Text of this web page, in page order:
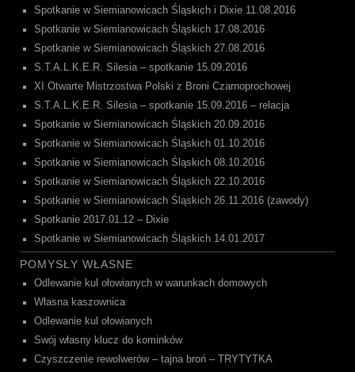
Spotkanie w Siemianowicach Śląskich i Dixie 11.08.2016
Spotkanie w Siemianowicach Śląskich 17.08.2016
Spotkanie w Siemianowicach Śląskich 27.08.2016
S.T.A.L.K.E.R. Silesia – spotkanie 15.09.2016
XI Otwarte Mistrzostwa Polski z Broni Czarnoprochowej
S.T.A.L.K.E.R. Silesia – spotkanie 15.09.2016 – relacja
Spotkanie w Siemianowicach Śląskich 20.09.2016
Spotkanie w Siemianowicach Śląskich 01.10.2016
Spotkanie w Siemianowicach Śląskich 08.10.2016
Spotkanie w Siemianowicach Śląskich 22.10.2016
Spotkanie w Siemianowicach Śląskich 26.11.2016 (zawody)
Spotkanie 2017.01.12 – Dixie
Spotkanie w Siemianowicach Śląskich 14.01.2017
POMYSŁY WŁASNE
Odlewanie kul ołowianych w warunkach domowych
Własna kaszownica
Odlewanie kul ołowianych
Swój własny klucz do kominków
Czyszczenie rewolwerów – tajna broń – TRYTYTKA